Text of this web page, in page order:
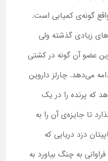
گونه‌ی کمیابی است.
زیادی گذشته ولی
عضو آن گونه در کشتی
می‌دهد. چارلز داروین
که پرنده را در یک
تا جایزه‌ی آن را به
دزد دریایی که
به چنگ بیاورد به